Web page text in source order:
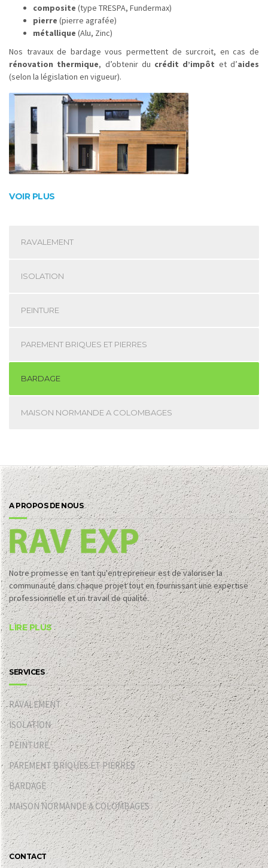
composite (type TRESPA, Fundermax)
pierre (pierre agrafée)
métallique (Alu, Zinc)
Nos travaux de bardage vous permettent de surcroit, en cas de
rénovation thermique, d’obtenir du crédit d’impôt et d’aides
(selon la législation en vigueur).
VOIR PLUS
RAVALEMENT
ISOLATION
PEINTURE
PAREMENT BRIQUES ET PIERRES
BARDAGE
MAISON NORMANDE A COLOMBAGES
A PROPOS DE NOUS
Notre promesse en tant qu'entrepreneur est de valoriser la
communauté dans chaque projet tout en fournissant une expertise
professionnelle et un travail de qualité.
LIRE PLUS
SERVICES
RAVALEMENT
ISOLATION
PEINTURE
PAREMENT BRIQUES ET PIERRES
BARDAGE
MAISON NORMANDE A COLOMBAGES
CONTACT